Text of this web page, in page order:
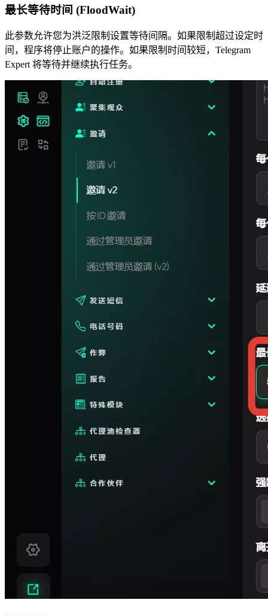
最长等待时间 (FloodWait)
此参数允许您为洪泛限制设置等待间隔。如果限制超过设定时
间，程序将停止账户的操作。如果限制时间较短，Telegram
Expert 将等待并继续执行任务。